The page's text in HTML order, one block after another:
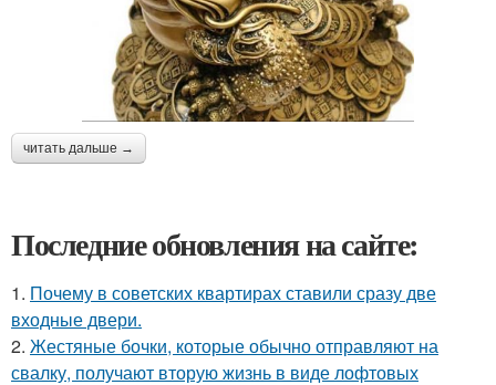
читать дальше →
Последние обновления на сайте:
1. Почему в советских квартирах ставили сразу две
входные двери.
2. Жестяные бочки, которые обычно отправляют на
свалку, получают вторую жизнь в виде лофтовых